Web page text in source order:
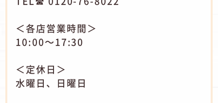
＜各店営業時間＞
10:00～17:30
＜定休日＞
水曜日、日曜日